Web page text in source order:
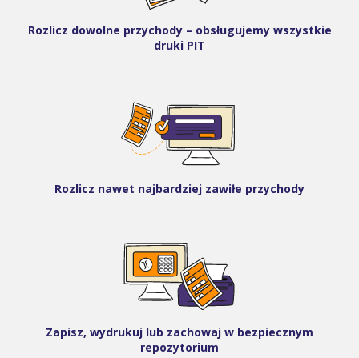
Rozlicz dowolne przychody – obsługujemy wszystkie
druki PIT
Rozlicz nawet najbardziej zawiłe przychody
Zapisz, wydrukuj lub zachowaj w bezpiecznym
repozytorium